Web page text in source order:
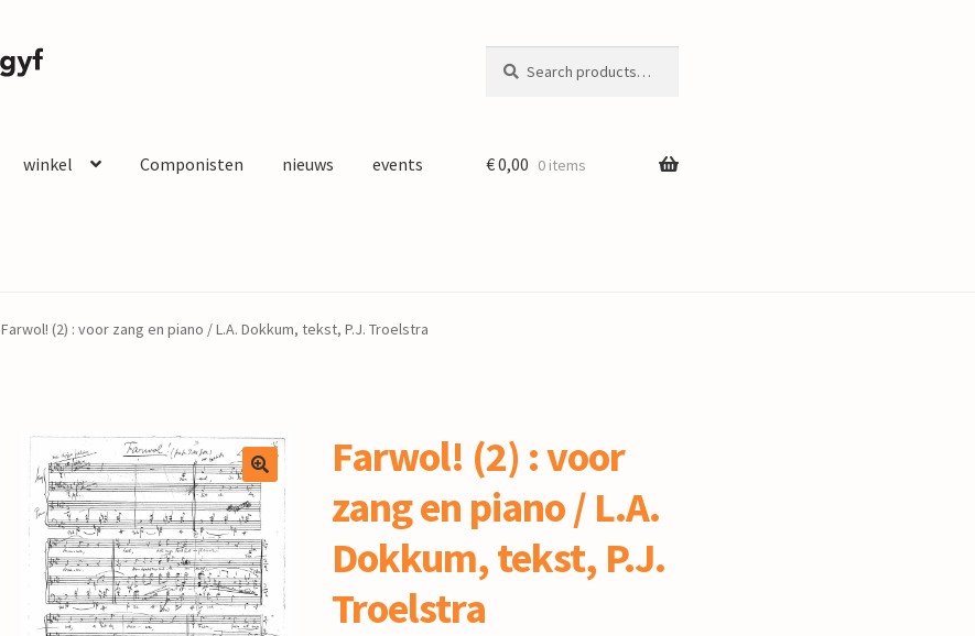
for:
winkel Componisten nieuws events €0,00 0 items
Farwol! (2) : voor zang en piano / L.A. Dokkum, tekst, P.J. Troelstra
Farwol! (2) : voor
zang en piano / L.A.
Dokkum, tekst, P.J.
Troelstra